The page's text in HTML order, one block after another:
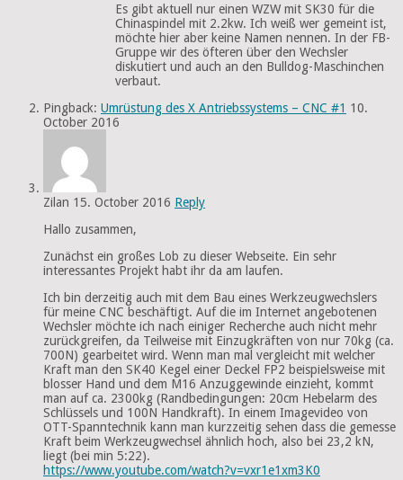
Es gibt aktuell nur einen WZW mit SK30 für die
Chinaspindel mit 2.2kw. Ich weiß wer gemeint ist,
möchte hier aber keine Namen nennen. In der FB-
Gruppe wir des öfteren über den Wechsler
diskutiert und auch an den Bulldog-Maschinchen
verbaut.
Pingback: Umrüstung des X Antriebssystems – CNC #1 10.
October 2016
Zilan 15. October 2016 Reply
Hallo zusammen,
Zunächst ein großes Lob zu dieser Webseite. Ein sehr
interessantes Projekt habt ihr da am laufen.
Ich bin derzeitig auch mit dem Bau eines Werkzeugwechslers
für meine CNC beschäftigt. Auf die im Internet angebotenen
Wechsler möchte ich nach einiger Recherche auch nicht mehr
zurückgreifen, da Teilweise mit Einzugkräften von nur 70kg (ca.
700N) gearbeitet wird. Wenn man mal vergleicht mit welcher
Kraft man den SK40 Kegel einer Deckel FP2 beispielsweise mit
blosser Hand und dem M16 Anzuggewinde einzieht, kommt
man auf ca. 2300kg (Randbedingungen: 20cm Hebelarm des
Schlüssels und 100N Handkraft). In einem Imagevideo von
OTT-Spanntechnik kann man kurzzeitig sehen dass die gemesse
Kraft beim Werkzeugwechsel ähnlich hoch, also bei 23,2 kN,
liegt (bei min 5:22).
https://www.youtube.com/watch?v=vxr1e1xm3K0